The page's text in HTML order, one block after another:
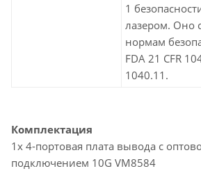
1
лазером. Оно
нормам
FDA 21 CFR
1040.11.
Комплектация
1x 4-портовая плата вывода c
подключением 10G VM8584